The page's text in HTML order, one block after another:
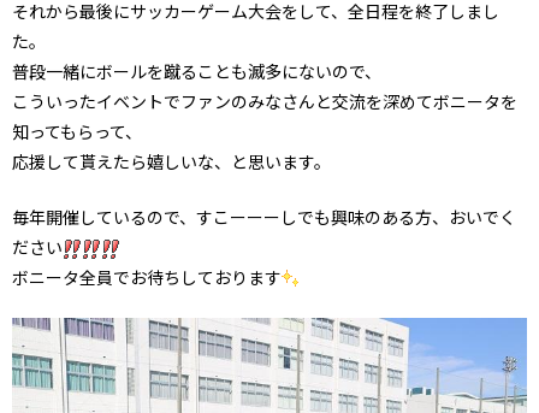
それから最後にサッカーゲーム大会をして、全日程を終了しまし
た。
普段一緒にボールを蹴ることも滅多にないので、
こういったイベントでファンのみなさんと交流を深めてボニータを
知ってもらって、
応援して貰えたら嬉しいな、と思います。
毎年開催しているので、すこーーーしでも興味のある方、おいでく
ださい
ボニータ全員でお待ちしております